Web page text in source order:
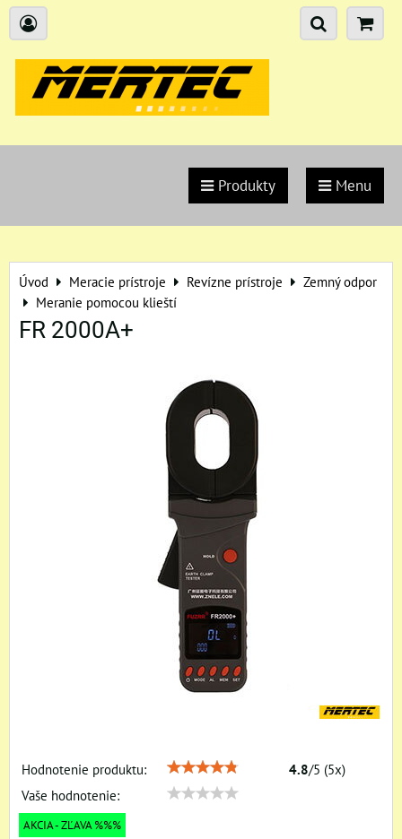
Produkty Menu
Úvod Meracie prístroje Revízne prístroje
Zemný odpor
Meranie pomocou klieští
FR 2000A+
Hodnotenie produktu: 4.8/5 (5x)
Vaše hodnotenie:
AKCIA - ZĽAVA %%%